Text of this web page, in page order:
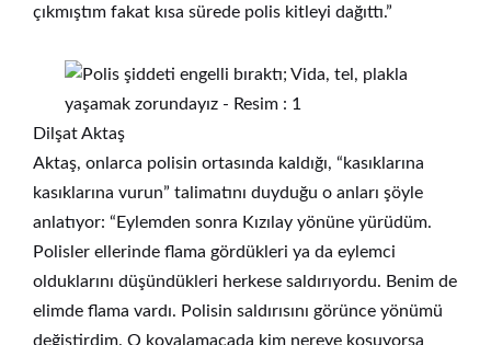
çıkmıştım fakat kısa sürede polis kitleyi dağıttı.”
Dilşat Aktaş
Aktaş, onlarca polisin ortasında kaldığı, “kasıklarına
kasıklarına vurun” talimatını duyduğu o anları şöyle
anlatıyor: “Eylemden sonra Kızılay yönüne yürüdüm.
Polisler ellerinde flama gördükleri ya da eylemci
olduklarını düşündükleri herkese saldırıyordu. Benim de
elimde flama vardı. Polisin saldırısını görünce yönümü
değiştirdim. O kovalamacada kim nereye koşuyorsa